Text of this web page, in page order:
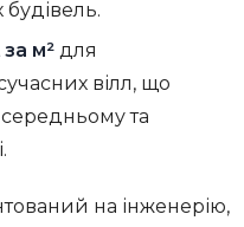
м² для
вілл, що
та
на інженерію,